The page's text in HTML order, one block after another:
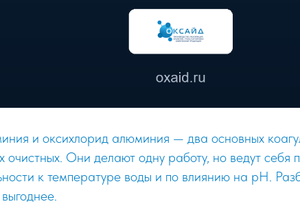
и оксихлорид алюминия — два основных
Они делают одну работу, но ведут себя
к температуре воды и по влиянию на pH.